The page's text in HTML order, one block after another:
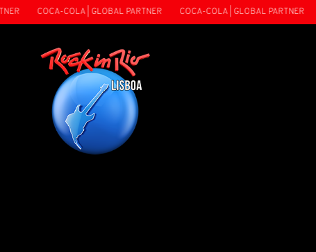
COCA-COLA | GLOBAL PARTNER COCA-COLA | GLOBAL PARTNER